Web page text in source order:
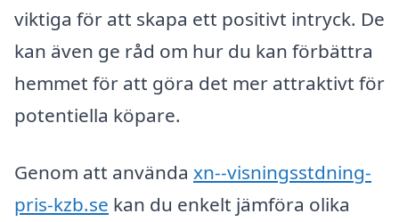
viktiga för att skapa ett positivt intryck. De
kan även ge råd om hur du kan förbättra
hemmet för att göra det mer attraktivt för
potentiella köpare.
Genom att använda xn--visningsstdning-
pris-kzb.se kan du enkelt jämföra olika